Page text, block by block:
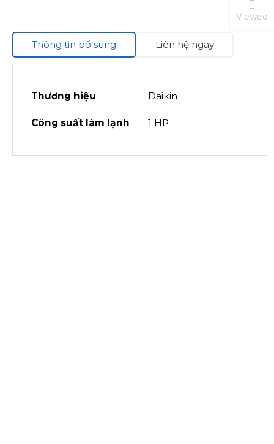
Thông tin bổ sung Liên hệ ngay
Thương hiệu Daikin
Công suất làm lạnh 1 HP
Viewed